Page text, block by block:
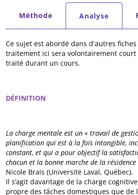
Onglets secondaires
Méthode Analyse
(onglet actif)
Ce sujet est abordé dans d'autres fiches
traitement ici sera volontairement
traité durant un cours.
DÉFINITION
La charge mentale est un « travail de
planification qui est à la fois intangible,
constant, et qui a pour objectif la
chacun et la bonne marche de la résidence
Nicole Brais (Université Laval, Québec).
Il s’agit davantage de la charge
propre des tâches domestiques que de